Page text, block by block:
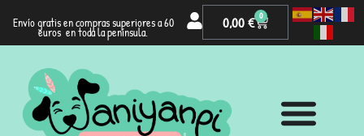
Envío gratis en compras superiores a 60
euros en toda la península.
0,00€ 0